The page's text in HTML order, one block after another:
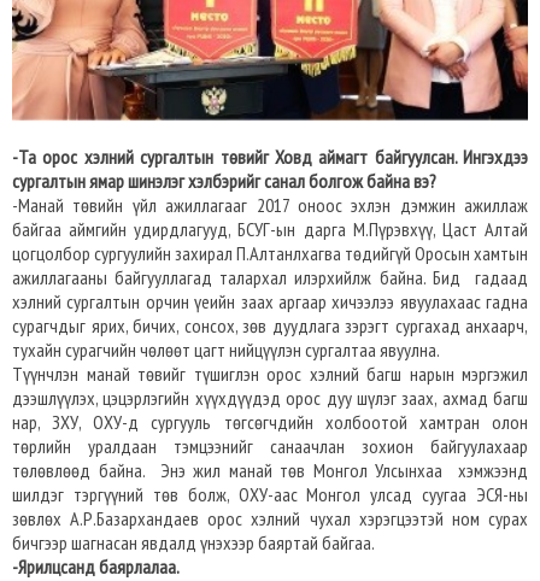
-Та орос хэлний сургалтын төвийг Ховд аймагт байгуулсан. Ингэхдээ
сургалтын ямар шинэлэг хэлбэрийг санал болгож байна вэ?
-Манай төвийн үйл ажиллагааг 2017 оноос эхлэн дэмжин ажиллаж
байгаа аймгийн удирдлагууд, БСУГ-ын дарга М.Пүрэвхүү, Цаст Алтай
цогцолбор сургуулийн захирал П.Алтанлхагва төдийгүй Оросын хамтын
ажиллагааны байгууллагад талархал илэрхийлж байна. Бид гадаад
хэлний сургалтын орчин үеийн заах аргаар хичээлээ явуулахаас гадна
сурагчдыг ярих, бичих, сонсох, зөв дуудлага зэрэгт сургахад анхаарч,
тухайн сурагчийн чөлөөт цагт нийцүүлэн сургалтаа явуулна.
Түүнчлэн манай төвийг түшиглэн орос хэлний багш нарын мэргэжил
дээшлүүлэх, цэцэрлэгийн хүүхдүүдэд орос дуу шүлэг заах, ахмад багш
нар, ЗХУ, ОХУ-д сургууль төгсөгчдийн холбоотой хамтран олон
төрлийн уралдаан тэмцээнийг санаачлан зохион байгуулахаар
төлөвлөөд байна. Энэ жил манай төв Монгол Улсынхаа хэмжээнд
шилдэг тэргүүний төв болж, ОХУ-аас Монгол улсад суугаа ЭСЯ-ны
зөвлөх А.Р.Базархандаев орос хэлний чухал хэрэгцээтэй ном сурах
бичгээр шагнасан явдалд үнэхээр баяртай байгаа.
-Ярилцсанд баярлалаа.